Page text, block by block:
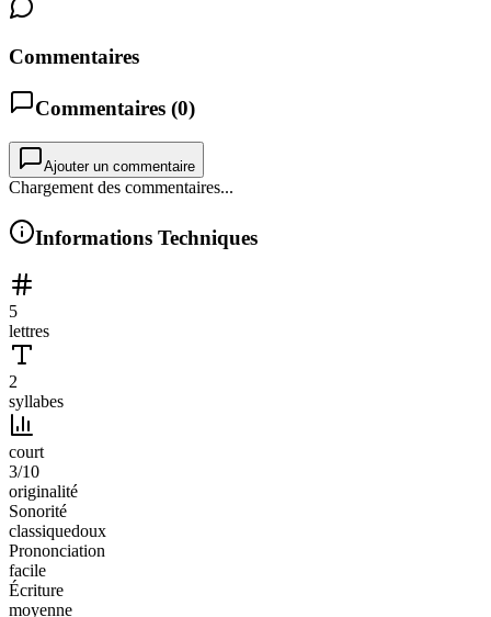
Commentaires
Commentaires (0)
Ajouter un commentaire
Chargement des commentaires...
Informations Techniques
5
lettres
2
syllabes
court
3/10
originalité
Sonorité
classiquedoux
Prononciation
facile
Écriture
moyenne